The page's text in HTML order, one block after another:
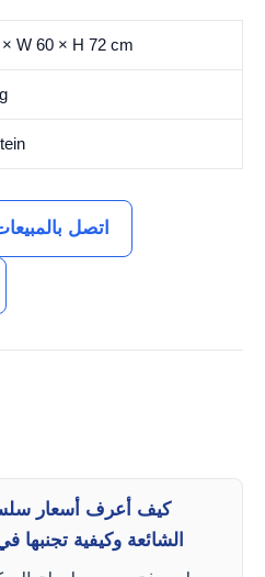
× W 60 × H 72 cm
اتصل
كيف أعرف أسعار
الشائعة وكيفية تجنبها في